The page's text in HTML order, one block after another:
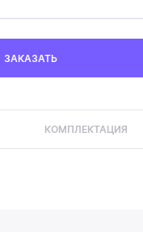
ЗАКАЗАТЬ
КОМПЛЕКТАЦИЯ